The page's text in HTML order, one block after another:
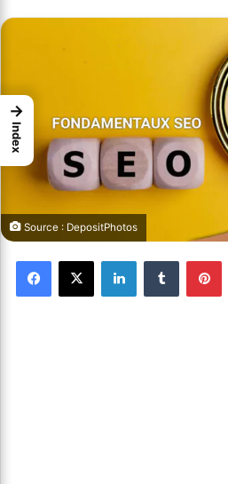
Source : DepositPhotos
→
Index